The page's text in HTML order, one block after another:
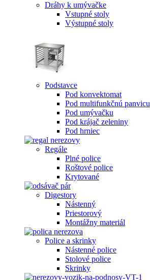
Dráhy k umývačke
Vstupné stoly
Výstupné stoly
Podstavce
Pod konvektomat
Pod multifunkčnú panvicu
Pod umývačku
Pod krájač zeleniny
Pod hrniec
Regále
Plné police
Roštové police
Krytované
Digestory
Nástenný
Priestorový
Montážny materiál
Police a skrinky
Nástenné police
Stolové police
Skrinky